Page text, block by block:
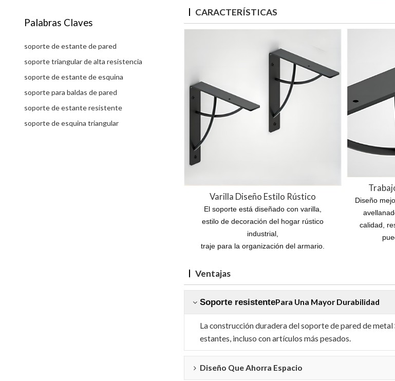
Palabras Claves
soporte de estante de pared
soporte triangular de alta resistencia
soporte de estante de esquina
soporte para baldas de pared
soporte de estante resistente
soporte de esquina triangular
CARACTERÍSTICAS
Varilla Diseño Estilo Rústico
El soporte está diseñado con varilla,
estilo de decoración del hogar rústico
industrial,
traje para la organización del armario.
Diseño
calidad,
Ventajas
Soporte resistentePara Una Mayor Durabilidad
La construcción duradera del soporte de pared de
estantes, incluso con artículos más pesados.
Diseño Que Ahorra Espacio